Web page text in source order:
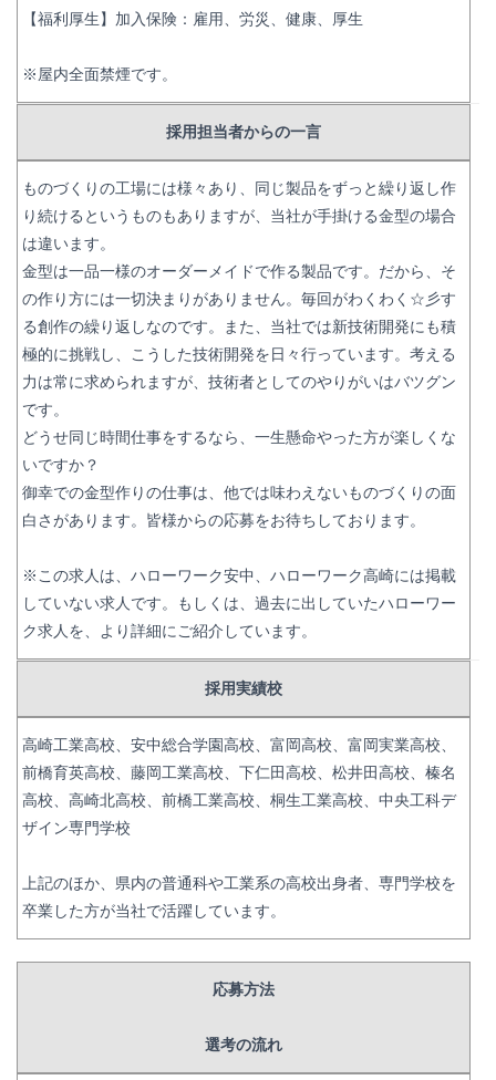
【福利厚生】加入保険：雇用、労災、健康、厚生
※屋内全面禁煙です。
採用担当者からの一言
ものづくりの工場には様々あり、同じ製品をずっと繰り返し作
り続けるというものもありますが、当社が手掛ける金型の場合
は違います。
金型は一品一様のオーダーメイドで作る製品です。だから、そ
の作り方には一切決まりがありません。毎回がわくわく☆彡す
る創作の繰り返しなのです。また、当社では新技術開発にも積
極的に挑戦し、こうした技術開発を日々行っています。考える
力は常に求められますが、技術者としてのやりがいはバツグン
です。
どうせ同じ時間仕事をするなら、一生懸命やった方が楽しくな
いですか？
御幸での金型作りの仕事は、他では味わえないものづくりの面
白さがあります。皆様からの応募をお待ちしております。
※この求人は、ハローワーク安中、ハローワーク高崎には掲載
していない求人です。もしくは、過去に出していたハローワー
ク求人を、より詳細にご紹介しています。
採用実績校
高崎工業高校、安中総合学園高校、富岡高校、富岡実業高校、
前橋育英高校、藤岡工業高校、下仁田高校、松井田高校、榛名
高校、高崎北高校、前橋工業高校、桐生工業高校、中央工科デ
ザイン専門学校
上記のほか、県内の普通科や工業系の高校出身者、専門学校を
卒業した方が当社で活躍しています。
応募方法
選考の流れ